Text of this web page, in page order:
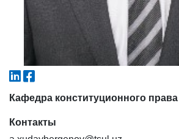
Кафедра конституционного права
Контакты